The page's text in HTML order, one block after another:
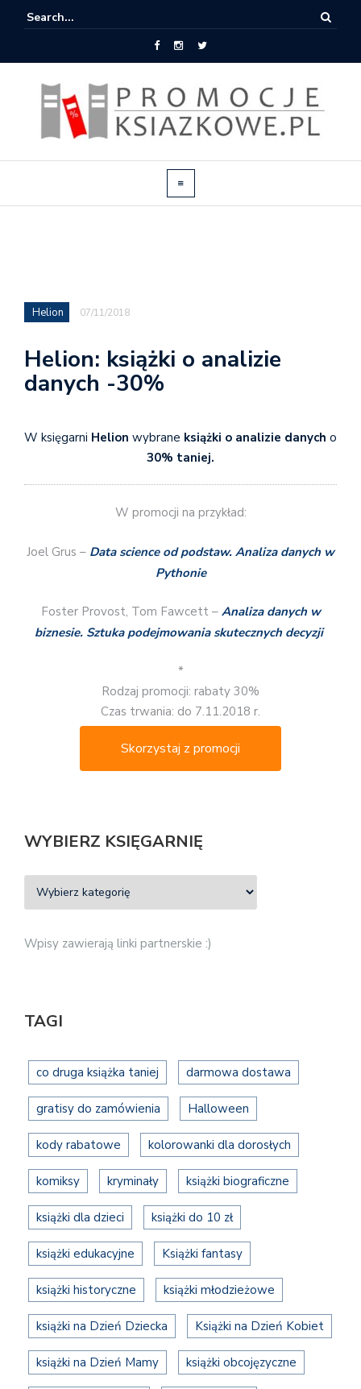
Helion 07/11/2018
Helion: książki o analizie
danych -30%
W księgarni Helion wybrane książki o analizie danych o
30% taniej.
W promocji na przykład:
Joel Grus – Data science od podstaw. Analiza danych w
Pythonie
Foster Provost, Tom Fawcett – Analiza danych w
biznesie. Sztuka podejmowania skutecznych decyzji
*
Rodzaj promocji: rabaty 30%
Czas trwania: do 7.11.2018 r.
Skorzystaj z promocji
WYBIERZ KSIĘGARNIĘ
Wpisy zawierają linki partnerskie :)
TAGI
co druga książka taniej darmowa dostawa
gratisy do zamówienia Halloween
kody rabatowe kolorowanki dla dorosłych
komiksy kryminały książki biograficzne
książki dla dzieci książki do 10 zł
książki edukacyjne Książki fantasy
książki historyczne książki młodzieżowe
książki na Dzień Dziecka Książki na Dzień Kobiet
książki na Dzień Mamy książki obcojęzyczne